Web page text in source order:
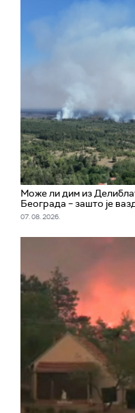
Може ли дим из
Београда – зашто је
07. 08. 2026.